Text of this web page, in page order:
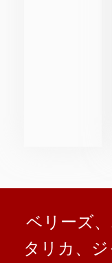
ベリーズ
タリカ、